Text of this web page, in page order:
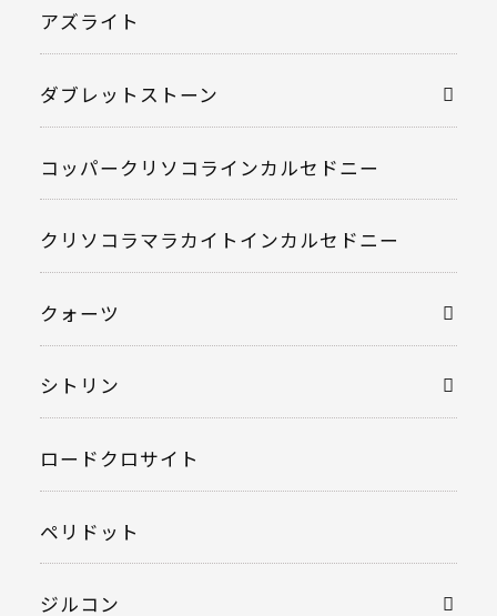
アズライト
ダブレットストーン
コッパークリソコラインカルセドニー
クリソコラマラカイトインカルセドニー
クォーツ
シトリン
ロードクロサイト
ペリドット
ジルコン